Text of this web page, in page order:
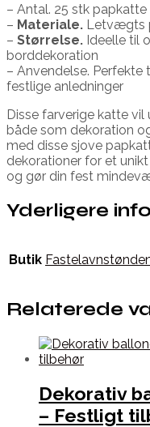
– Antal. 25 stk papkatte
– Materiale. Letvægts
– Størrelse. Ideelle til
borddekoration
– Anvendelse.
festlige anledninger
Disse farverige katte
både som dekoration
med disse sjove
dekorationer for et
og gør din fest
Yderligere
Butik
Relaterede
Dekorativ
– Festligt